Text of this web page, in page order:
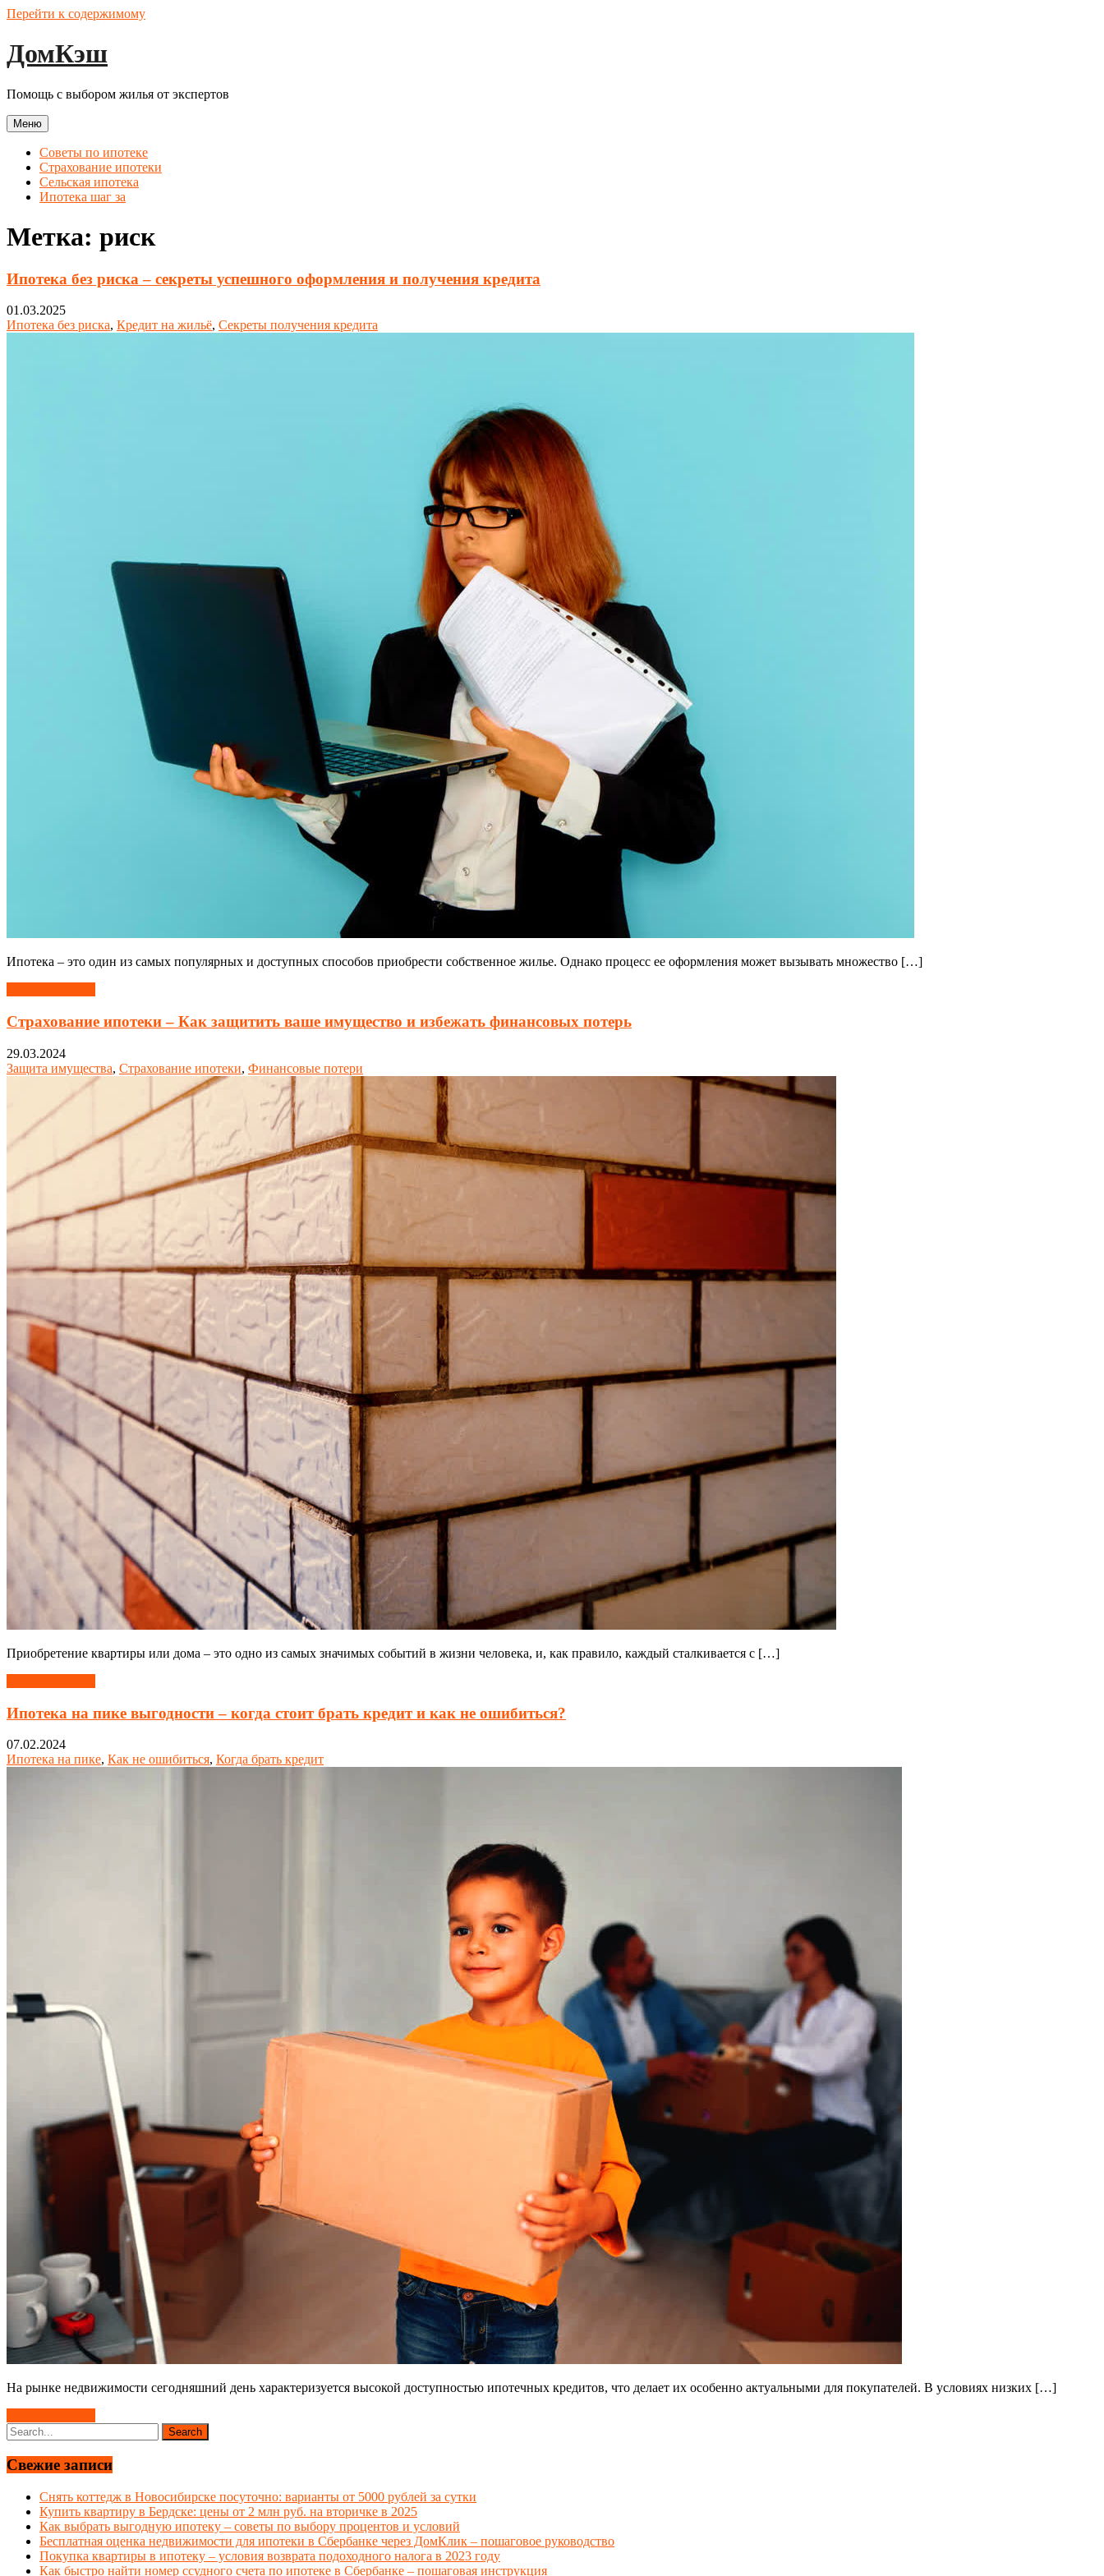
Перейти к содержимому
ДомКэш
Помощь с выбором жилья от экспертов
Меню
Советы по ипотеке
Страхование ипотеки
Сельская ипотека
Ипотека шаг за
Метка: риск
Ипотека без риска – секреты успешного оформления и получения кредита
01.03.2025
Ипотека без риска, Кредит на жильё, Секреты получения кредита
Ипотека – это один из самых популярных и доступных способов приобрести собственное жилье. Однако процесс ее оформления может вызывать множество […]
Страхование ипотеки – Как защитить ваше имущество и избежать финансовых потерь
29.03.2024
Защита имущества, Страхование ипотеки, Финансовые потери
Приобретение квартиры или дома – это одно из самых значимых событий в жизни человека, и, как правило, каждый сталкивается с […]
Ипотека на пике выгодности – когда стоит брать кредит и как не ошибиться?
07.02.2024
Ипотека на пике, Как не ошибиться, Когда брать кредит
На рынке недвижимости сегодняшний день характеризуется высокой доступностью ипотечных кредитов, что делает их особенно актуальными для покупателей. В условиях низких […]
Свежие записи
Снять коттедж в Новосибирске посуточно: варианты от 5000 рублей за сутки
Купить квартиру в Бердске: цены от 2 млн руб. на вторичке в 2025
Как выбрать выгодную ипотеку – советы по выбору процентов и условий
Бесплатная оценка недвижимости для ипотеки в Сбербанке через ДомКлик – пошаговое руководство
Покупка квартиры в ипотеку – условия возврата подоходного налога в 2023 году
Как быстро найти номер ссудного счета по ипотеке в Сбербанке – пошаговая инструкция